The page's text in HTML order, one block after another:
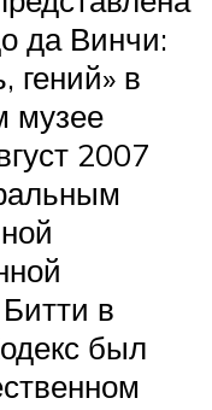
да Винчи:
гений» в
музее
2007
в
был